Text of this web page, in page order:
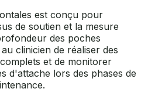
est conçu pour
de soutien et la mesure
des poches
clinicien de réaliser des
et de monitorer
d'attache lors des phases de